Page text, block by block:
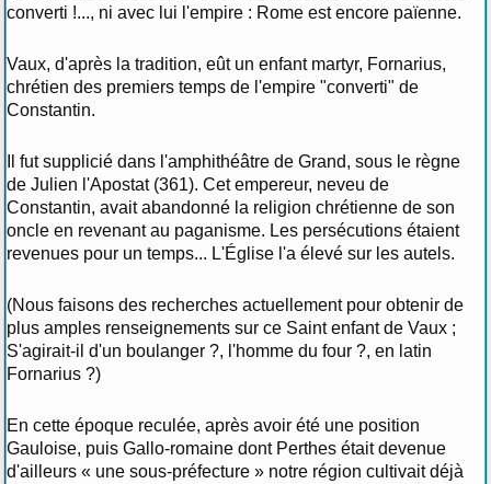
converti !..., ni avec lui l'empire : Rome est encore païenne.
Vaux, d'après la tradition, eût un enfant martyr, Fornarius,
chrétien des premiers temps de l'empire "converti" de
Constantin.
Il fut supplicié dans l'amphithéâtre de Grand, sous le règne
de Julien l'Apostat (361). Cet empereur, neveu de
Constantin, avait abandonné la religion chrétienne de son
oncle en revenant au paganisme. Les persécutions étaient
revenues pour un temps... L'Église l'a élevé sur les autels.
(Nous faisons des recherches actuellement pour obtenir de
plus amples renseignements sur ce Saint enfant de Vaux ;
S'agirait-il d'un boulanger ?, l'homme du four ?, en latin
Fornarius ?)
En cette époque reculée, après avoir été une position
Gauloise, puis Gallo-romaine dont Perthes était devenue
d'ailleurs « une sous-préfecture » notre région cultivait déjà